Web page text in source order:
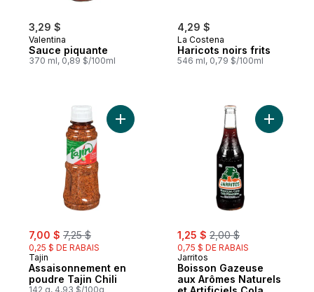
3,29 $
Valentina
Sauce piquante
370 ml, 0,89 $/100ml
4,29 $
La Costena
Haricots noirs frits
546 ml, 0,79 $/100ml
sale:
7,00 $ , formerly:
7,25 $
0,25 $ DE RABAIS
Tajin
Assaisonnement en
poudre Tajin Chili
142 g, 4,93 $/100g
Ajouter Assaisonnement en poudre Tajin
sale:
1,25 $ , formerly:
2,00 $
0,75 $ DE RABAIS
Jarritos
Boisson Gazeuse
aux Arômes Naturels
Ajouter